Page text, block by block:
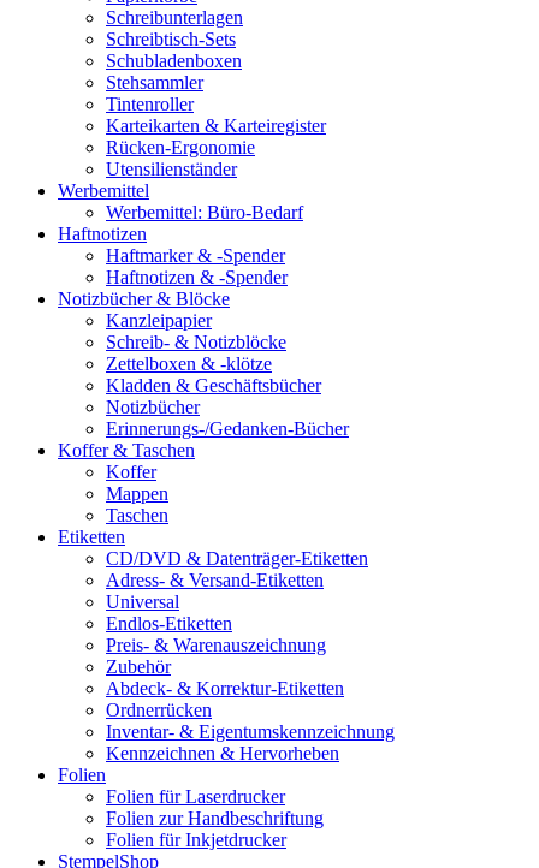
Schreibunterlagen
Schreibtisch-Sets
Schubladenboxen
Stehsammler
Tintenroller
Karteikarten & Karteiregister
Rücken-Ergonomie
Utensilienständer
Werbemittel
Werbemittel: Büro-Bedarf
Haftnotizen
Haftmarker & -Spender
Haftnotizen & -Spender
Notizbücher & Blöcke
Kanzleipapier
Schreib- & Notizblöcke
Zettelboxen & -klötze
Kladden & Geschäftsbücher
Notizbücher
Erinnerungs-/Gedanken-Bücher
Koffer & Taschen
Koffer
Mappen
Taschen
Etiketten
CD/DVD & Datenträger-Etiketten
Adress- & Versand-Etiketten
Universal
Endlos-Etiketten
Preis- & Warenauszeichnung
Zubehör
Abdeck- & Korrektur-Etiketten
Ordnerrücken
Inventar- & Eigentumskennzeichnung
Kennzeichnen & Hervorheben
Folien
Folien für Laserdrucker
Folien zur Handbeschriftung
Folien für Inkjetdrucker
StempelShop